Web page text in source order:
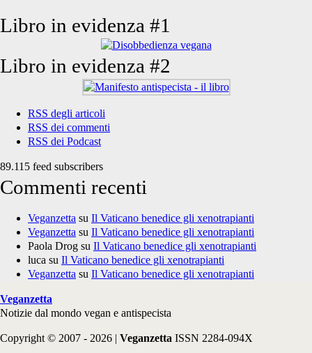
Libro in evidenza #1
Libro in evidenza #2
RSS degli articoli
RSS dei commenti
RSS dei Podcast
89.115 feed subscribers
Commenti recenti
Veganzetta su Il Vaticano benedice gli xenotrapianti
Veganzetta su Il Vaticano benedice gli xenotrapianti
Paola Drog su Il Vaticano benedice gli xenotrapianti
luca su Il Vaticano benedice gli xenotrapianti
Veganzetta su Il Vaticano benedice gli xenotrapianti
Veganzetta
Notizie dal mondo vegan e antispecista
Copyright © 2007 - 2026 | Veganzetta ISSN 2284-094X